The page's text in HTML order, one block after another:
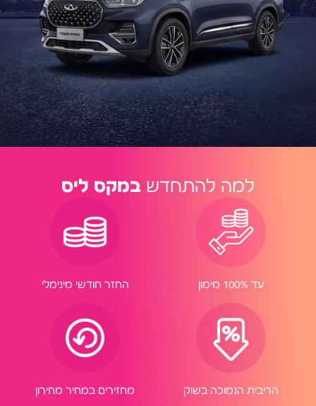
למה להתחדש במקס ליס
עד 100% מימון החזר חודשי מינימלי
הריבית הנמוכה בשוק מחזירים במחיר מחירון